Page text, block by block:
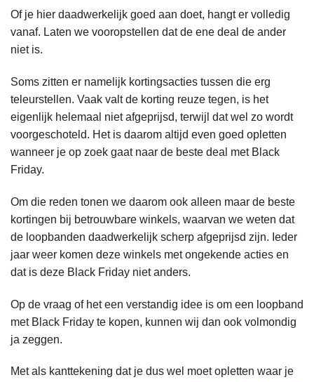
Of je hier daadwerkelijk goed aan doet, hangt er volledig
vanaf. Laten we vooropstellen dat de ene deal de ander
niet is.
Soms zitten er namelijk kortingsacties tussen die erg
teleurstellen. Vaak valt de korting reuze tegen, is het
eigenlijk helemaal niet afgeprijsd, terwijl dat wel zo wordt
voorgeschoteld. Het is daarom altijd even goed opletten
wanneer je op zoek gaat naar de beste deal met Black
Friday.
Om die reden tonen we daarom ook alleen maar de beste
kortingen bij betrouwbare winkels, waarvan we weten dat
de loopbanden daadwerkelijk scherp afgeprijsd zijn. Ieder
jaar weer komen deze winkels met ongekende acties en
dat is deze Black Friday niet anders.
Op de vraag of het een verstandig idee is om een loopband
met Black Friday te kopen, kunnen wij dan ook volmondig
ja zeggen.
Met als kanttekening dat je dus wel moet opletten waar je